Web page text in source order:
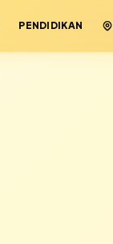
PENDIDIKAN